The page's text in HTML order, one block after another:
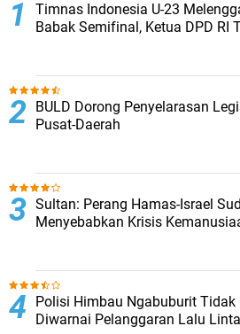
Timnas Indonesia U-23
Babak Semifinal, Ketua DPD RI
BULD Dorong Penyelarasan
Pusat-Daerah
Sultan: Perang Hamas-Israel
Menyebabkan Krisis
Polisi Himbau Ngabuburit Tidak
Diwarnai Pelanggaran Lalu